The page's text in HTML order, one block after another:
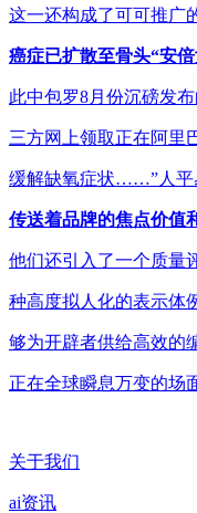
这一还构成了可可推广
癌症已扩散至骨头“安
此中包罗8月份沉磅发
三方网上领取正在阿里
缓解缺氧症状……”人平
传送着品牌的焦点价值
他们还引入了一个质量
种高度拟人化的表示体
够为开辟者供给高效的
正在全球瞬息万变的场
关于我们
ai资讯